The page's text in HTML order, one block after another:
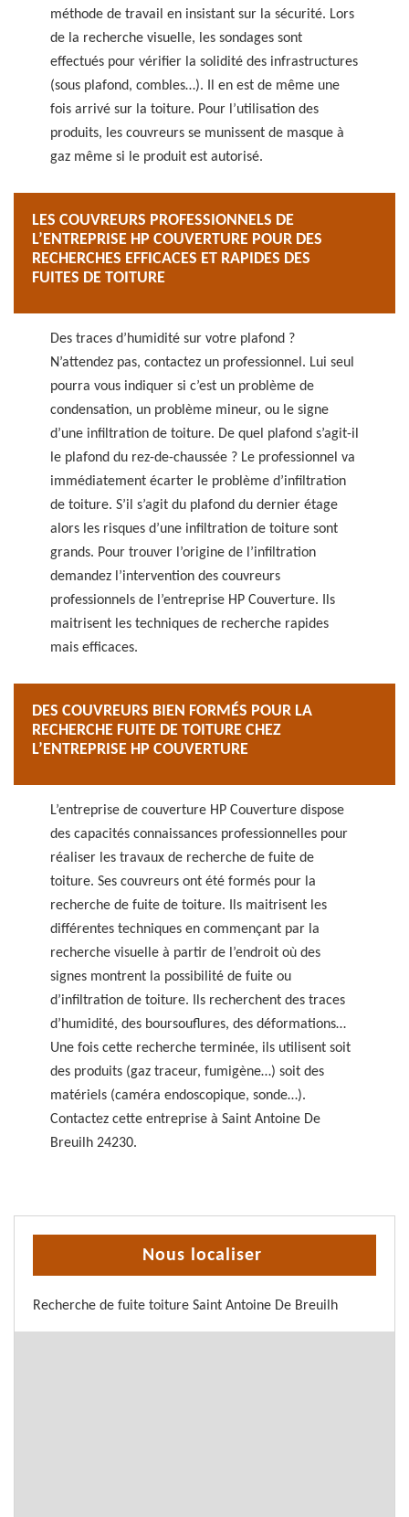
méthode de travail en insistant sur la sécurité. Lors
de la recherche visuelle, les sondages sont
effectués pour vérifier la solidité des infrastructures
(sous plafond, combles…). Il en est de même une
fois arrivé sur la toiture. Pour l’utilisation des
produits, les couvreurs se munissent de masque à
gaz même si le produit est autorisé.
LES COUVREURS PROFESSIONNELS DE
L’ENTREPRISE HP COUVERTURE POUR DES
RECHERCHES EFFICACES ET RAPIDES DES
FUITES DE TOITURE
Des traces d’humidité sur votre plafond ?
N’attendez pas, contactez un professionnel. Lui seul
pourra vous indiquer si c’est un problème de
condensation, un problème mineur, ou le signe
d’une infiltration de toiture. De quel plafond s’agit-il
le plafond du rez-de-chaussée ? Le professionnel va
immédiatement écarter le problème d’infiltration
de toiture. S’il s’agit du plafond du dernier étage
alors les risques d’une infiltration de toiture sont
grands. Pour trouver l’origine de l’infiltration
demandez l’intervention des couvreurs
professionnels de l’entreprise HP Couverture. Ils
maitrisent les techniques de recherche rapides
mais efficaces.
DES COUVREURS BIEN FORMÉS POUR LA
RECHERCHE FUITE DE TOITURE CHEZ
L’ENTREPRISE HP COUVERTURE
L’entreprise de couverture HP Couverture dispose
des capacités connaissances professionnelles pour
réaliser les travaux de recherche de fuite de
toiture. Ses couvreurs ont été formés pour la
recherche de fuite de toiture. Ils maitrisent les
différentes techniques en commençant par la
recherche visuelle à partir de l’endroit où des
signes montrent la possibilité de fuite ou
d’infiltration de toiture. Ils recherchent des traces
d’humidité, des boursouflures, des déformations…
Une fois cette recherche terminée, ils utilisent soit
des produits (gaz traceur, fumigène…) soit des
matériels (caméra endoscopique, sonde…).
Contactez cette entreprise à Saint Antoine De
Breuilh 24230.
Nous localiser
Recherche de fuite toiture Saint Antoine De Breuilh